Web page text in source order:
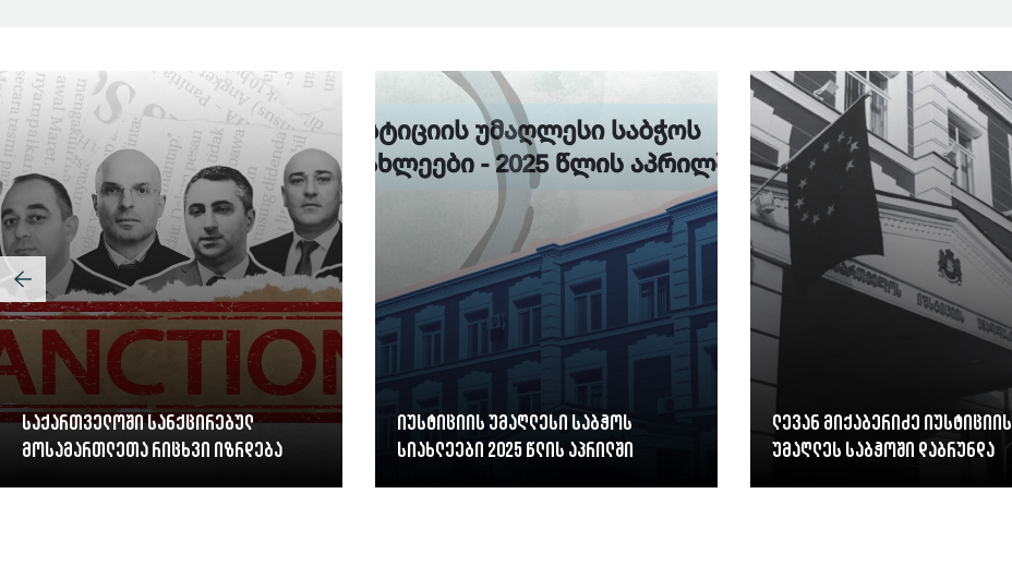
საქართველოში სანქცირებულ
მოსამართლეთა რიცხვი იზრდება
იუსტიციის უმაღლესი საბჭოს
სიახლეები 2025 წლის აპრილში
ლევან მიქაბერიძე იუსტიციის
უმაღლეს საბჭოში დაბრუნდა